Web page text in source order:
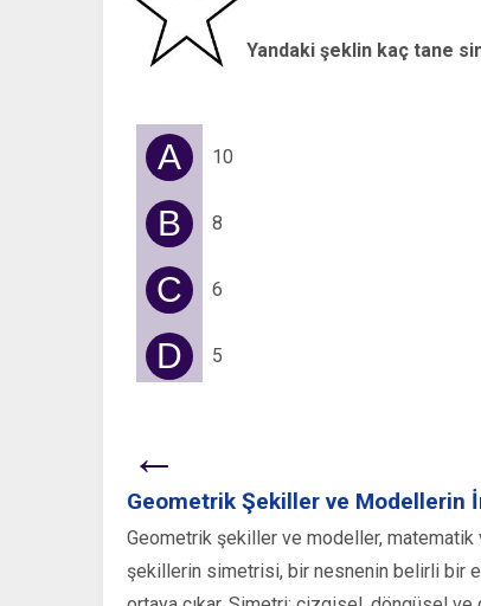
Yandaki şeklin kaç tane
A 10
B 8
C 6
D 5
←
Geometrik Şekiller ve Modellerin
Geometrik şekiller ve modeller, matematik
şekillerin simetrisi, bir nesnenin belirli bir